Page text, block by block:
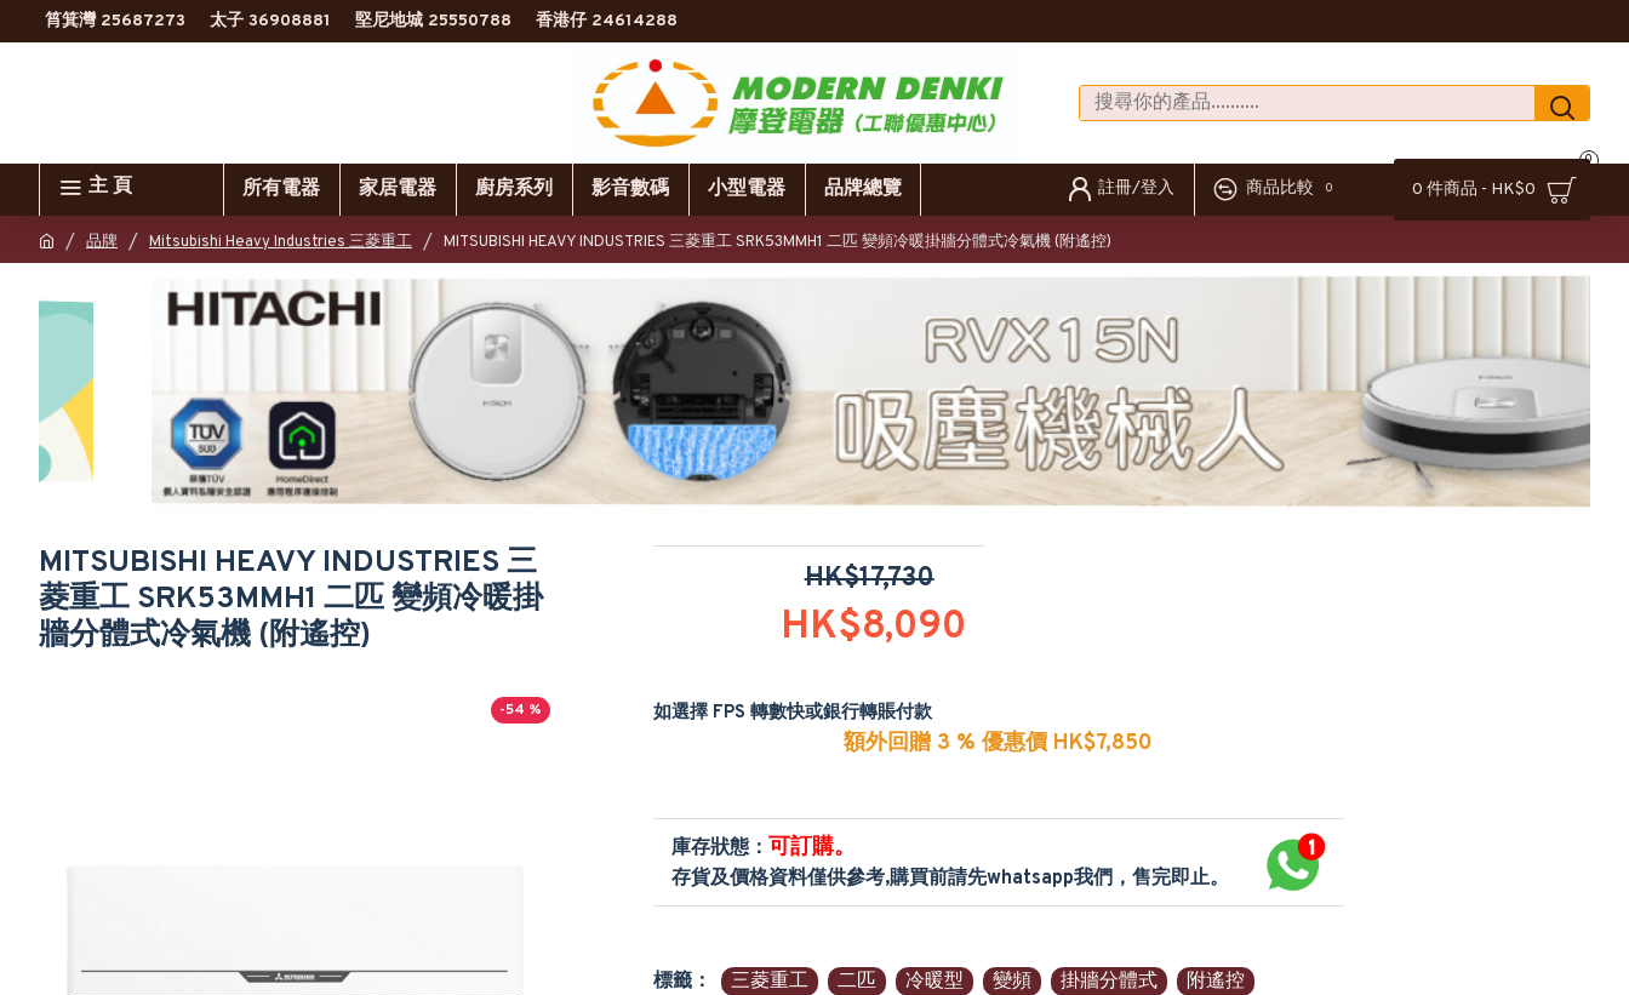
筲箕灣 25687273 太子 36908881 堅尼地城 25550788 香港仔 24614288
主 頁 所有電器 家居電器 廚房系列 影音數碼 小型電器 品牌總覽 註冊/登入 商品比較 0 0 件商品 - HK$0
0
品牌 Mitsubishi Heavy Industries 三菱重工 MITSUBISHI HEAVY INDUSTRIES 三菱重工 SRK53MMH1 二匹 變頻冷暖掛牆分體式冷氣機 (附遙控)
MITSUBISHI HEAVY INDUSTRIES 三
菱重工 SRK53MMH1 二匹 變頻冷暖掛
牆分體式冷氣機 (附遙控)
-54 %
HK$8,090
HK$17,730
如選擇 FPS 轉數快或銀行轉賬付款
額外回贈 3 % 優惠價 HK$7,850
庫存狀態： 可訂購。
存貨及價格資料僅供參考,購買前請先whatsapp我們，售完即止。
標籤： 三菱重工 二匹 冷暖型 變頻 掛牆分體式 附遙控